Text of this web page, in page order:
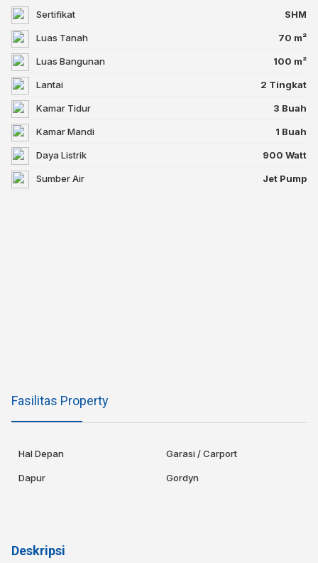
Sertifikat SHM
Luas Tanah 70 m²
Luas Bangunan 100 m²
Lantai 2 Tingkat
Kamar Tidur 3 Buah
Kamar Mandi 1 Buah
Daya Listrik 900 Watt
Sumber Air Jet Pump
Fasilitas Property
Hal Depan Garasi / Carport
Dapur Gordyn
Deskripsi